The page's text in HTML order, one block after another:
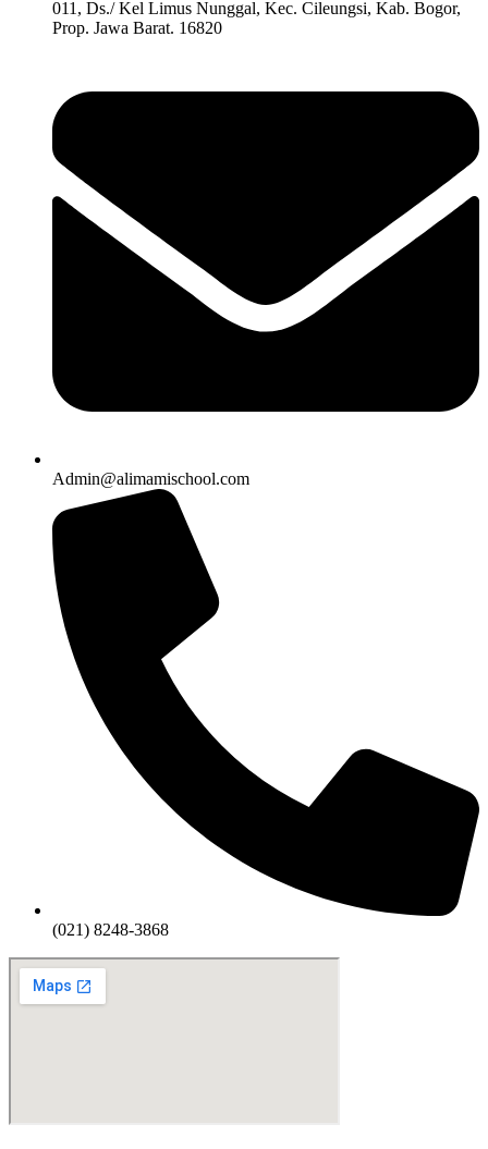
011, Ds./ Kel Limus Nunggal, Kec. Cileungsi, Kab. Bogor,
Prop. Jawa Barat. 16820
Admin@alimamischool.com
(021) 8248-3868